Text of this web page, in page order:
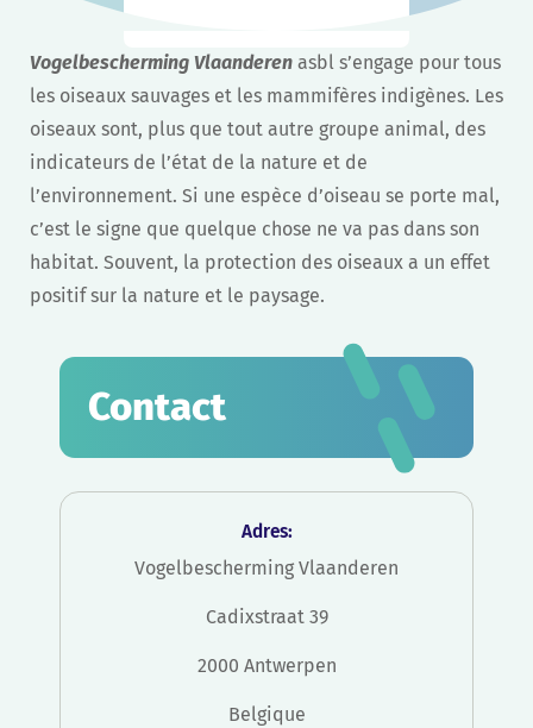
Vogelbescherming Vlaanderen asbl s’engage pour tous
les oiseaux sauvages et les mammifères indigènes. Les
oiseaux sont, plus que tout autre groupe animal, des
indicateurs de l’état de la nature et de
l’environnement. Si une espèce d’oiseau se porte mal,
c’est le signe que quelque chose ne va pas dans son
habitat. Souvent, la protection des oiseaux a un effet
positif sur la nature et le paysage.
Contact
Adres:
Vogelbescherming Vlaanderen
Cadixstraat 39
2000 Antwerpen
Belgique